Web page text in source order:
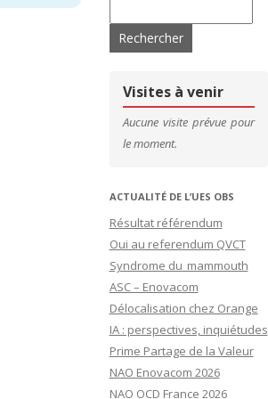
RENCONTREZ VOS DS CFDT
CONTACTS & LIENS UTILES
Visites à venir
Aucune visite prévue pour
le moment.
ACTUALITÉ DE L’UES OBS
Résultat référendum
Oui au referendum QVCT
Syndrome du mammouth
ASC – Enovacom
Délocalisation chez Orange
IA : perspectives, inquiétudes
Prime Partage de la Valeur
NAO Enovacom 2026
NAO OCD France 2026